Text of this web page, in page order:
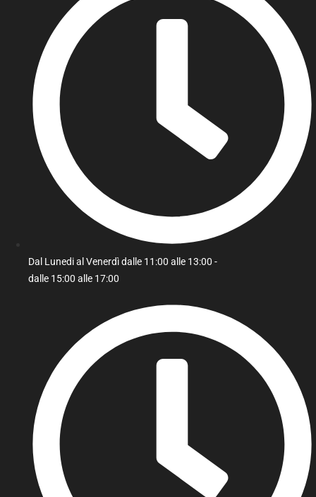
Dal Lunedi al Venerdì dalle 11:00 alle 13:00 -
dalle 15:00 alle 17:00